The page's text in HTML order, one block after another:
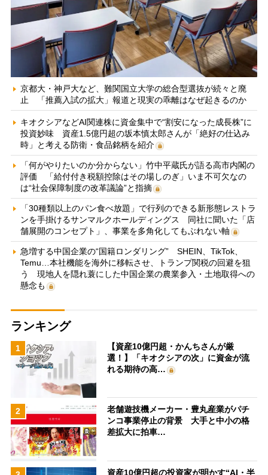
京都大・神戸大など、難関国立大学の総合型選抜が続々と廃
止 「推薦入試の拡大」報道と現実の乖離はなぜ起きるのか
キオクシアなどAI関連株に資金集中で“割安になった成長株”に
投資妙味 資産1.5億円超の坂本慎太郎さんが「絶好の仕込み
時」と考える防衛・食品銘柄を紹介
「何がやりたいのか分からない」竹中平蔵氏が語る高市内閣の
評価 「給付付き税額控除はその場しのぎ」いま不可欠なの
は“社会保障制度の改革議論”と指摘
「30種類以上のパン食べ放題」で行列のできる新形態レストラ
ンを手掛けるサンマルクホールディングス 同社に聞いた「店
舗展開のコンセプト」、事業を多角化してもぶれない軸
急増する中国企業の“国籍ロンダリング” SHEIN、TikTok、
Temu…本社機能を海外に移転させ、トランプ関税の回避を狙
う 現地人を隠れ蓑にした中国企業の農業参入・土地取得への
懸念も
ランキング
1
【資産10億円超・かんちさんが厳
選！】「キオクシアの次」に資金が流
れる期待の高…
2
老舗遊技機メーカー・豊丸産業がパチ
ンコ事業停止の背景 大手と中小の格
差拡大に拍車…
資産10億円超の投資家が明かす“AI・半